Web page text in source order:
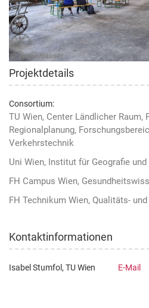
© Tomé Hauser
Projektdetails
Consortium:
TU Wien, Center Ländlicher Raum,
Regionalplanung,
Verkehrstechnik
Uni Wien, Institut für Geografie
FH Campus Wien,
FH Technikum Wien, Qualitäts-
Kontaktinformationen
Isabel Stumfol, TU Wien E-Mail